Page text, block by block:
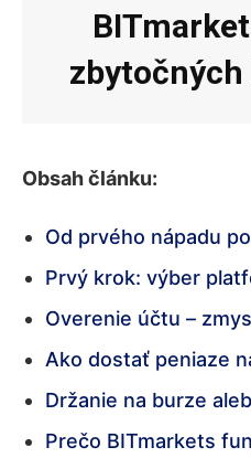
Obsah článku:
Od prvého nápadu
Prvý krok: výber
Overenie účtu –
Ako dostať peniaze
Držanie na burze
Prečo BITmarkets